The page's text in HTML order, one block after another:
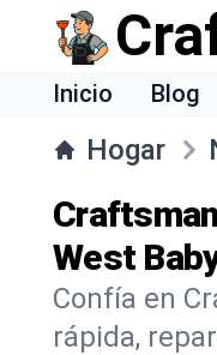
Inicio Blog
Hogar
West
Confía en
rápida,